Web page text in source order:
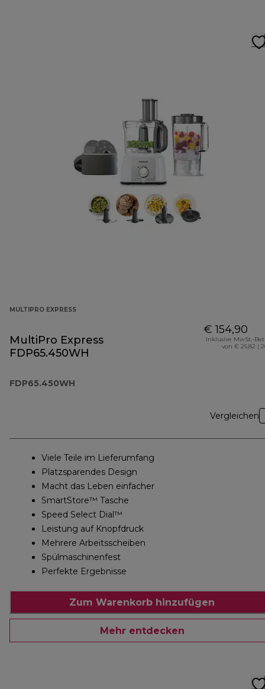
MULTIPRO EXPRESS
MultiPro Express
FDP65.450WH
FDP65.450WH
€ 154,90
Inklusive MwSt.-
von € 25,82 (
Vergleichen
Viele Teile im Lieferumfang
Platzsparendes Design
Macht das Leben einfacher
SmartStore™ Tasche
Speed Select Dial™
Leistung auf Knopfdruck
Mehrere Arbeitsscheiben
Spülmaschinenfest
Perfekte Ergebnisse
Zum Warenkorb hinzufügen
Mehr entdecken